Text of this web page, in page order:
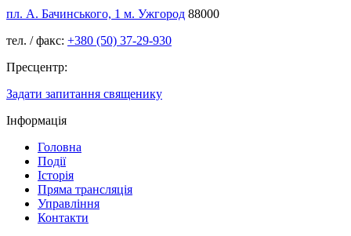
пл. А. Бачинського, 1 м. Ужгород 88000
тел. / факс: +380 (50) 37-29-930
Пресцентр:
Задати запитання священику
Інформація
Головна
Події
Історія
Пряма трансляція
Управління
Контакти